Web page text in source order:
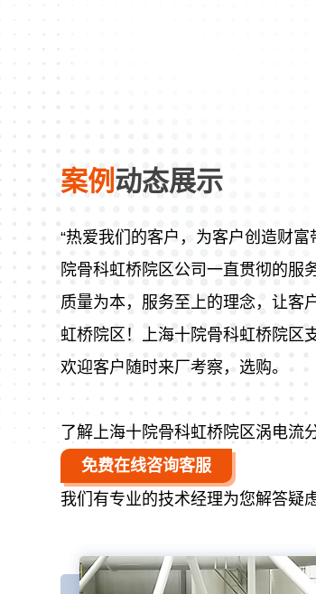
案例 动态展示
“热爱我们的客户，为客户创造财富
院骨科虹桥院区公司一直贯彻的服
质量为本，服务至上的理念，让客
虹桥院区！上海十院骨科虹桥院区
欢迎客户随时来厂考察，选购。
了解上海十院骨科虹桥院区涡电流
免费在线咨询客服
我们有专业的技术经理为您解答疑虑